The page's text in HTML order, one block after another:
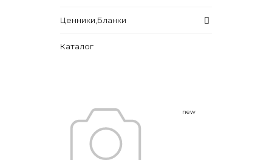
Ценники,Бланки
Каталог
new